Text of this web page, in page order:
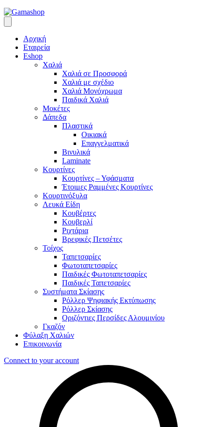
Αρχική
Εταιρεία
Eshop
Χαλιά
Χαλιά σε Προσφορά
Χαλιά με σχέδιο
Χαλιά Μονόχρωμα
Παιδικά Χαλιά
Μοκέτες
Δάπεδα
Πλαστικά
Οικιακά
Επαγγελματικά
Βινυλικά
Laminate
Κουρτίνες
Κουρτίνες – Υφάσματα
Έτοιμες Ραμμένες Κουρτίνες
Κουρτινόξυλα
Λευκά Είδη
Κουβέρτες
Κουβερλί
Ριχτάρια
Βρεφικές Πετσέτες
Τοίχος
Ταπετσαρίες
Φωτοταπετσαρίες
Παιδικές Φωτοταπετσαρίες
Παιδικές Ταπετσαρίες
Συστήματα Σκίασης
Ρόλλερ Ψηφιακής Εκτύπωσης
Ρόλλερ Σκίασης
Οριζόντιες Περσίδες Αλουμινίου
Γκαζόν
Φύλαξη Χαλιών
Επικοινωνία
Connect to your account